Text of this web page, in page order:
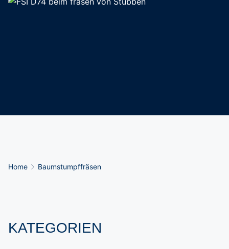
Breadcrumb-Navigation
Home Baumstumpffräsen
KATEGORIEN